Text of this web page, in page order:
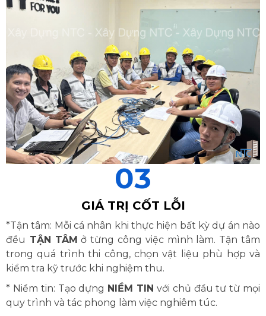
03
GIÁ TRỊ CỐT LỖI
*Tận tâm: Mỗi cá nhân khi thực hiện bất kỳ dự án nào
đều TẬN TÂM ở từng công việc mình làm. Tận tâm
trong quá trình thi công, chọn vật liệu phù hợp và
kiểm tra kỹ trước khi nghiệm thu.
* Niềm tin: Tạo dựng NIỀM TIN với chủ đầu tư từ mọi
quy trình và tác phong làm việc nghiêm túc.